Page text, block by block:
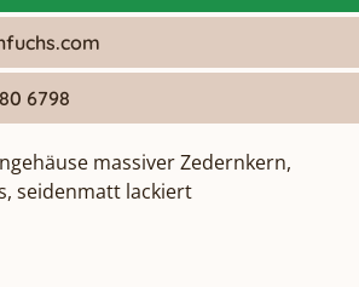
6798
massiver Zedernkern,
seidenmatt lackiert